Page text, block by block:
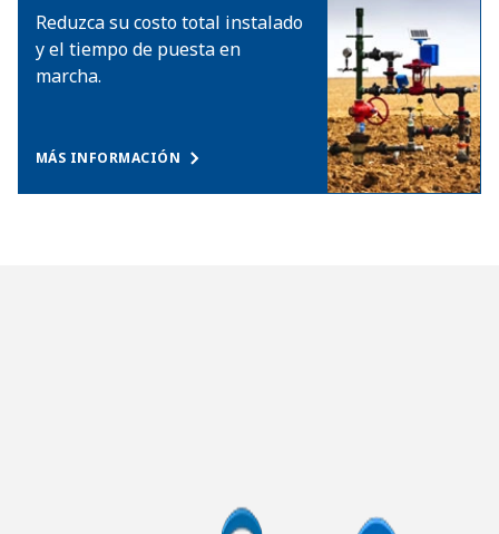
Reduzca su costo total instalado
y el tiempo de puesta en
marcha.
MÁS INFORMACIÓN